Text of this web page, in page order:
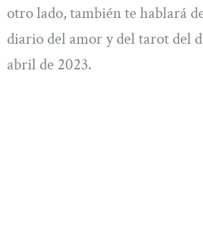
otro lado, también te hablará
diario del amor y del tarot del
abril de 2023.